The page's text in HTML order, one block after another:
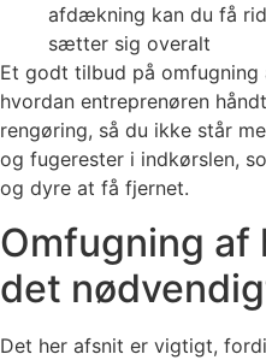
afdækning kan du få
sætter sig overalt
Et godt tilbud på omfugning
hvordan entreprenøren
rengøring, så du ikke står
og fugerester i indkørslen,
og dyre at få fjernet.
Omfugning af
det
Det her afsnit er vigtigt,